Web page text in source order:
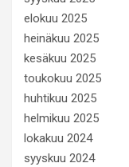
elokuu 2025
heinäkuu 2025
kesäkuu 2025
toukokuu 2025
huhtikuu 2025
helmikuu 2025
lokakuu 2024
syyskuu 2024